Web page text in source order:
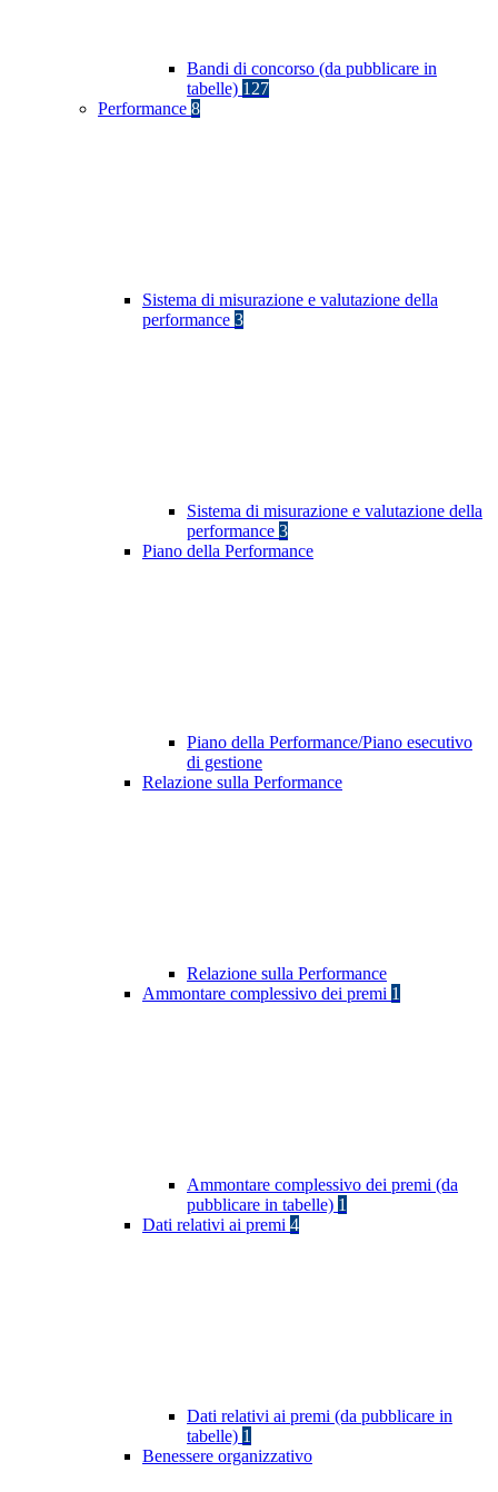
Bandi di concorso (da pubblicare in
tabelle) 127
Performance 8
Sistema di misurazione e valutazione della
performance 3
Sistema di misurazione e valutazione della
performance 3
Piano della Performance
Piano della Performance/Piano esecutivo
di gestione
Relazione sulla Performance
Relazione sulla Performance
Ammontare complessivo dei premi 1
Ammontare complessivo dei premi (da
pubblicare in tabelle) 1
Dati relativi ai premi 4
Dati relativi ai premi (da pubblicare in
tabelle) 1
Benessere organizzativo